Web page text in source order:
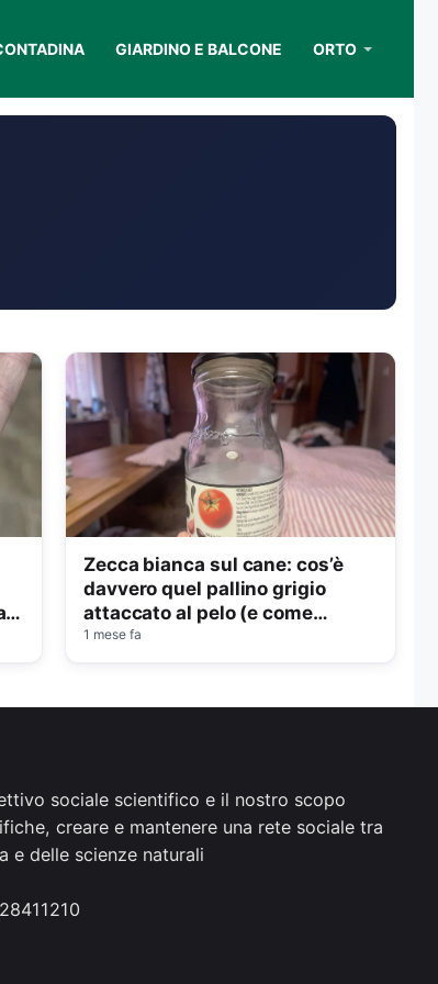
GIARDINO E BALCONE ORTO
Zecca bianca sul cane: cos’è
davvero quel pallino grigio
attaccato al pelo (e come
rimuoverlo)
1 mese fa
sociale scientifico e il nostro scopo
creare e mantenere una rete sociale tra
e delle scienze naturali